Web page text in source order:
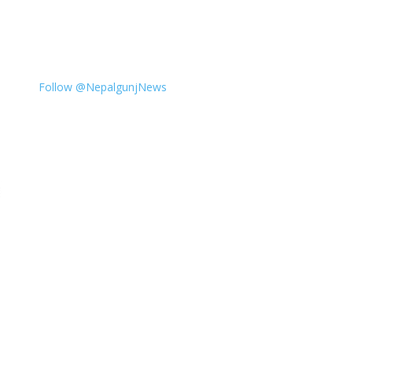
Follow @NepalgunjNews